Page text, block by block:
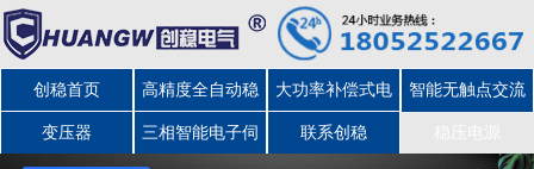
创稳首页 高精度全自动稳
压器
大功率补偿式电
力稳压器
智能无触点交流
变压器 三相智能电子伺 联系创稳